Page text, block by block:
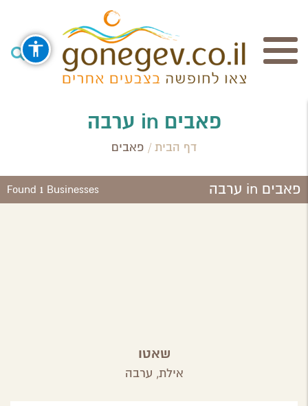
חיפוש
Search Category / Business
Region / Settlement
פאבים in ערבה
דף הבית / פאבים
פאבים in ערבה Found 1 Businesses
שאטו
אילת, ערבה